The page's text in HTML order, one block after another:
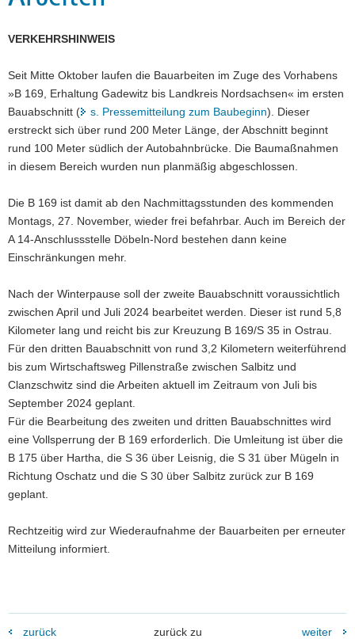
v
g
a
t
i
o
n
VERKEHRSHINWEIS
Seit Mitte Oktober laufen die Bauarbeiten im Zuge des Vorhabens
»B 169, Erhaltung Gadewitz bis Landkreis Nordsachsen« im ersten
Bauabschnitt (
s. Pressemitteilung zum Baubeginn). Dieser
erstreckt sich über rund 200 Meter Länge, der Abschnitt beginnt
rund 100 Meter südlich der Autobahnbrücke. Die Baumaßnahmen
in diesem Bereich wurden nun planmäßig abgeschlossen.
Die B 169 ist damit ab den Nachmittagsstunden des kommenden
Montags, 27. November, wieder frei befahrbar. Auch im Bereich der
A 14-Anschlussstelle Döbeln-Nord bestehen dann keine
Einschränkungen mehr.
Nach der Winterpause soll der zweite Bauabschnitt voraussichtlich
zwischen April und Juli 2024 bearbeitet werden. Dieser ist rund 5,8
Kilometer lang und reicht bis zur Kreuzung B 169/S 35 in Ostrau.
Für den dritten Bauabschnitt von rund 3,2 Kilometern weiterführend
bis zum Wirtschaftsweg Pillenstraße zwischen Salbitz und
Clanzschwitz sind die Arbeiten aktuell im Zeitraum von Juli bis
September 2024 geplant.
Für die Bearbeitung des zweiten und dritten Bauabschnittes wird
eine Vollsperrung der B 169 erforderlich. Die Umleitung ist über die
B 175 über Hartha, die S 36 über Leisnig, die S 31 über Mügeln in
Richtung Oschatz und die S 30 über Salbitz zurück zur B 169
geplant.
Rechtzeitig wird zur Wiederaufnahme der Bauarbeiten per erneuter
Mitteilung informiert.
zurück
zurück zu
weiter